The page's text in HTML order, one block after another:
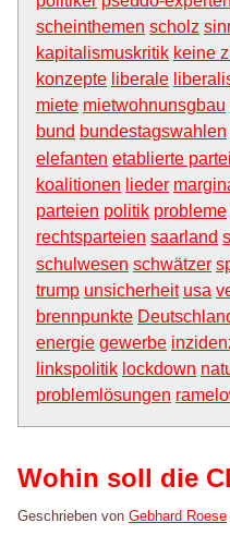
scheinthemen scholz
kapitalismuskritik keine
konzepte liberale
miete mietwohnunsgbau
bund bundestagswahlen
elefanten etablierte
koalitionen lieder
parteien politik probleme
rechtsparteien saarland
schulwesen schwätzer
trump unsicherheit usa
brennpunkte
energie gewerbe
linkspolitik lockdown
problemlösungen
Wohin soll die
Geschrieben von Gebhard Roese